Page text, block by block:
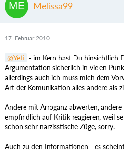
Melissa99
17. Februar 2010
Yeti - im Kern hast Du hinsichtlich
Argumentation sicherlich in vielen
allerdings auch ich muss mich dem
Art der Komunikation alles andere als
Andere mit Arroganz abwerten,
empfindlich auf Kritik reagieren, weil
schon sehr narzisstische Züge, sorry.
Auch zu den Informationen - es